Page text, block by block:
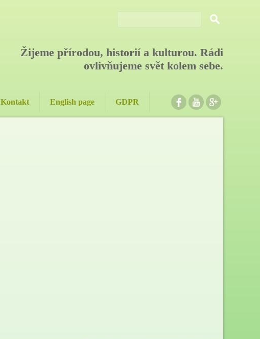
Žijeme přírodou, historií a kulturou. Rádi
ovlivňujeme svět kolem sebe.
Kontakt English page GDPR . . .